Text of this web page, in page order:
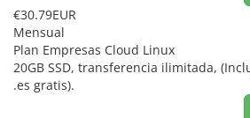
€30.79EUR
Mensual
Plan Empresas Cloud Linux
20GB SSD, transferencia ilimitada,
.es gratis).